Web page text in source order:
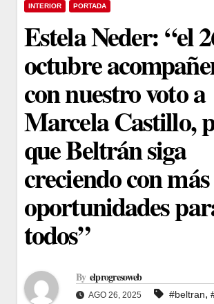
INTERIOR PORTADA
Estela Neder: “el
octubre
con nuestro voto a
Marcela Castillo,
que Beltrán siga
creciendo con más
oportunidades
todos”
By elprogresoweb
AGO 26, 2025 #beltran,